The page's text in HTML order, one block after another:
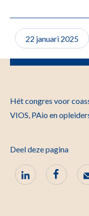
22 januari 2025
Hét congres voor
VIOS, PAio en
Deel deze pagina